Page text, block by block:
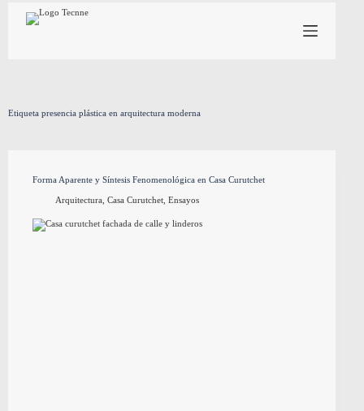
contenido
Etiqueta presencia plástica en arquitectura moderna
Forma Aparente y Síntesis Fenomenológica en Casa Curutchet
Arquitectura, Casa Curutchet, Ensayos